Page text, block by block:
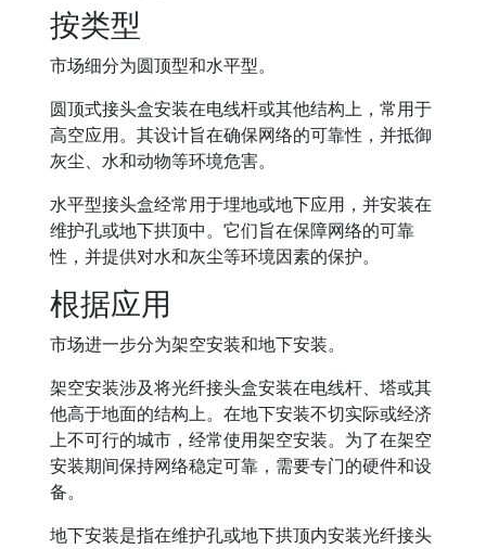
按类型
市场细分为圆顶型和水平型。
圆顶式接头盒安装在电线杆或其他结构上，常用于
高空应用。其设计旨在确保网络的可靠性，并抵御
灰尘、水和动物等环境危害。
水平型接头盒经常用于埋地或地下应用，并安装在
维护孔或地下拱顶中。它们旨在保障网络的可靠
性，并提供对水和灰尘等环境因素的保护。
根据应用
市场进一步分为架空安装和地下安装。
架空安装涉及将光纤接头盒安装在电线杆、塔或其
他高于地面的结构上。在地下安装不切实际或经济
上不可行的城市，经常使用架空安装。为了在架空
安装期间保持网络稳定可靠，需要专门的硬件和设
备。
地下安装是指在维护孔或地下拱顶内安装光纤接头